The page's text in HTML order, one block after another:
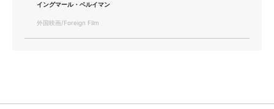
イングマール・ベルイマン
外国映画/Foreign Film